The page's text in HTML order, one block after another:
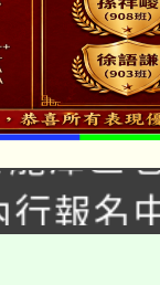
、30在
潭區
報名